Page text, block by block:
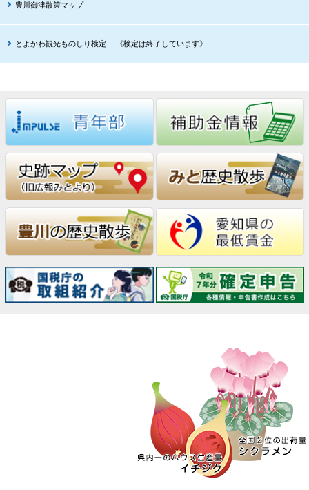
豊川御津散策マップ
とよかわ観光ものしり検定 《検定は終了しています》